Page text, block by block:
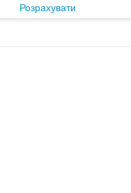
Розрахувати